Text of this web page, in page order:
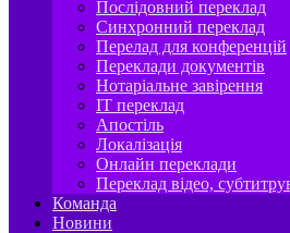
Послідовний переклад
Синхронний переклад
Перелад для конференцій
Переклади документів
Нотаріальне завірення
IT переклад
Апостіль
Локалізація
Онлайн переклади
Переклад відео,
Команда
Новини